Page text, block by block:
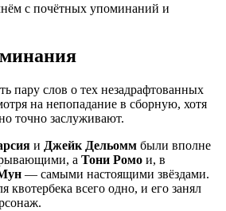
с почётных упоминаний и
пару слов о тех незадрафтованных
на непопадание в сборную, хотя
точно заслуживают.
и Джейк Дельомм были вполне
а Тони Ромо и, в
— самыми настоящими звёздами.
квотербека всего одно, и его занял